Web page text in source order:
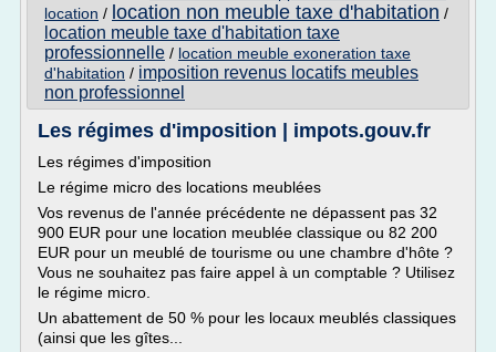
location / location non meuble taxe d'habitation /
location meuble taxe d'habitation taxe
professionnelle / location meuble exoneration taxe
d'habitation / imposition revenus locatifs meubles
non professionnel
Les régimes d'imposition | impots.gouv.fr
Les régimes d'imposition
Le régime micro des locations meublées
Vos revenus de l'année précédente ne dépassent pas 32
900 EUR pour une location meublée classique ou 82 200
EUR pour un meublé de tourisme ou une chambre d'hôte ?
Vous ne souhaitez pas faire appel à un comptable ? Utilisez
le régime micro.
Un abattement de 50 % pour les locaux meublés classiques
(ainsi que les gîtes...